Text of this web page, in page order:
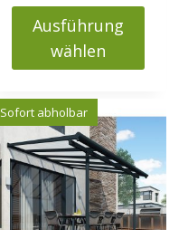
946000 Ft
Ausführung
wählen
Produkt
weist
mehrere
Varianten
auf.
Sofort abholbar